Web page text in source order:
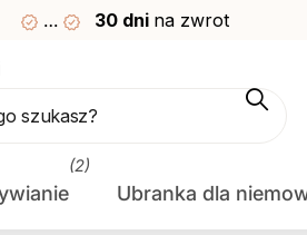
3–4 dni30 dnina zwrot
30 dni na zwrot
(2)
Ubranka dla